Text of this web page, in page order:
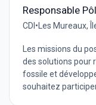
Responsable
CDI•Les Mureaux,
Les missions du
des solutions pour
fossile et
souhaitez